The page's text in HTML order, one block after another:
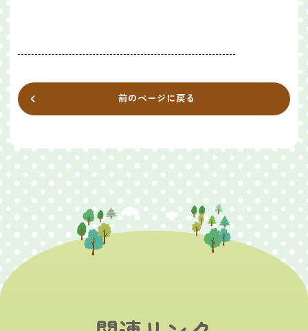
前のページに戻る